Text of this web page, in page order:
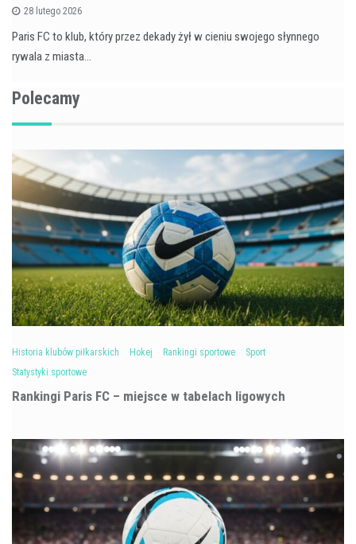
28 lutego 2026
Paris FC to klub, który przez dekady żył w cieniu swojego słynnego
rywala z miasta…
Polecamy
Historia klubów piłkarskich Hokej Rankingi sportowe
Sport
Statystyki sportowe
Rankingi Paris FC – miejsce w tabelach ligowych